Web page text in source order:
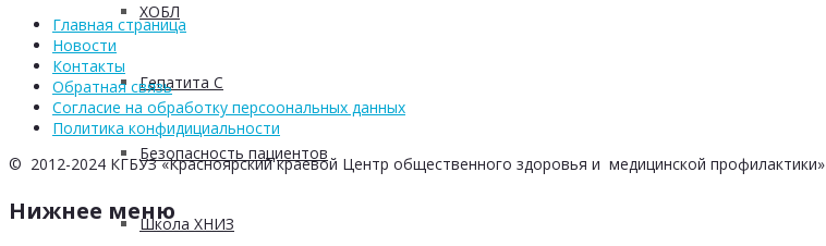
ХОБЛ
Гепатита С
Безопасность пациентов
Школа ХНИЗ
Главная страница
Новости
Контакты
Обратная связь
Согласие на обработку персоональных данных
Политика конфидициальности
© 2012-2024 КГБУЗ «Красноярский краевой Центр общественного здоровья и медицинской профилактики»
Нижнее меню